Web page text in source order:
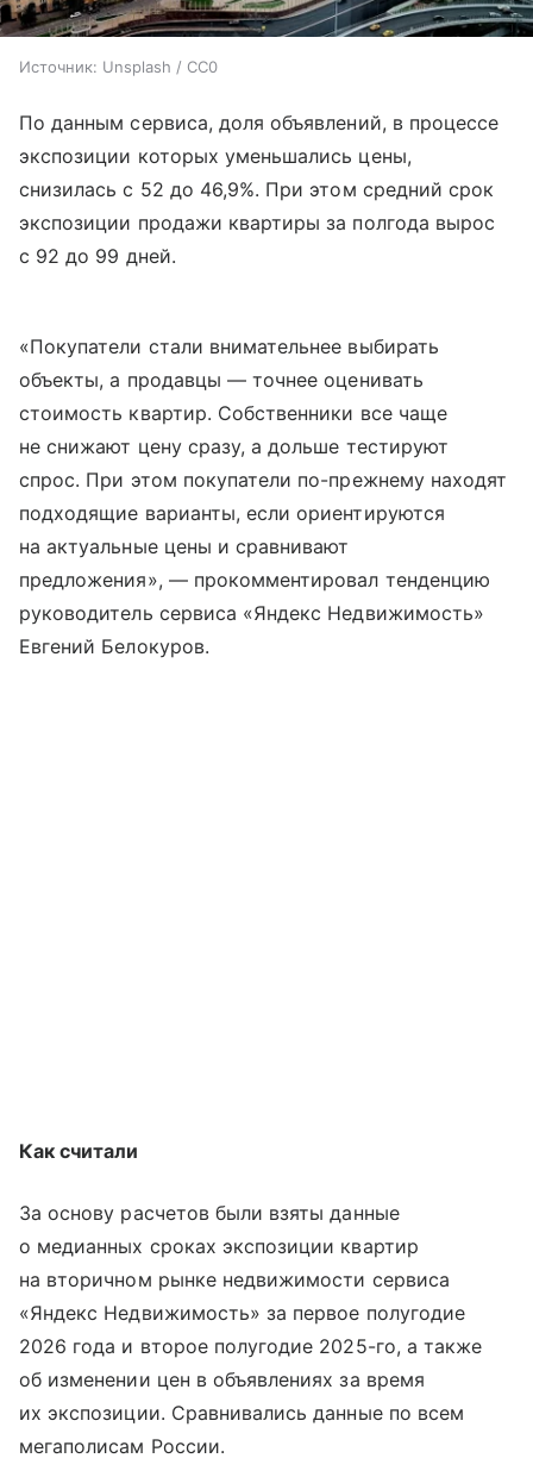
Источник: Unsplash / CC0
По данным сервиса, доля объявлений, в процессе
экспозиции которых уменьшались цены,
снизилась с 52 до 46,9%. При этом средний срок
экспозиции продажи квартиры за полгода вырос
с 92 до 99 дней.
«Покупатели стали внимательнее выбирать
объекты, а продавцы — точнее оценивать
стоимость квартир. Собственники все чаще
не снижают цену сразу, а дольше тестируют
спрос. При этом покупатели по-прежнему находят
подходящие варианты, если ориентируются
на актуальные цены и сравнивают
предложения», — прокомментировал тенденцию
руководитель сервиса «Яндекс Недвижимость»
Евгений Белокуров.
Как считали
За основу расчетов были взяты данные
о медианных сроках экспозиции квартир
на вторичном рынке недвижимости сервиса
«Яндекс Недвижимость» за первое полугодие
2026 года и второе полугодие 2025-го, а также
об изменении цен в объявлениях за время
их экспозиции. Сравнивались данные по всем
мегаполисам России.